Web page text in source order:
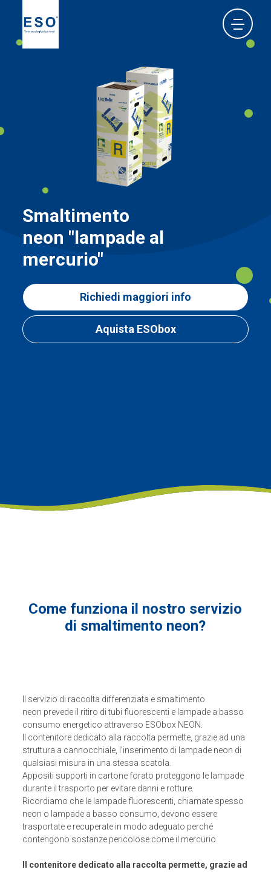
Smaltimento
neon "lampade al
mercurio"
Richiedi maggiori info
Aquista ESObox
Come funziona il nostro servizio
di smaltimento neon?
Il servizio di raccolta differenziata e smaltimento
neon prevede il ritiro di tubi fluorescenti e lampade a basso
consumo energetico attraverso ESObox NEON.
Il contenitore dedicato alla raccolta permette, grazie ad una
struttura a cannocchiale, l’inserimento di lampade neon di
qualsiasi misura in una stessa scatola.
Appositi supporti in cartone forato proteggono le lampade
durante il trasporto per evitare danni e rotture.
Ricordiamo che le lampade fluorescenti, chiamate spesso
neon o lampade a basso consumo, devono essere
trasportate e recuperate in modo adeguato perché
contengono sostanze pericolose come il mercurio.
Il contenitore dedicato alla raccolta permette, grazie ad